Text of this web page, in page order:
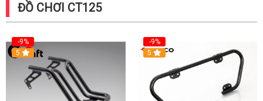
ĐỒ CHƠI CT125
-9%
5
-9%
5